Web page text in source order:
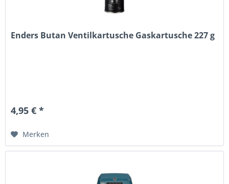
Enders Butan Ventilkartusche Gaskartusche 227 g
4,95 € *
Merken